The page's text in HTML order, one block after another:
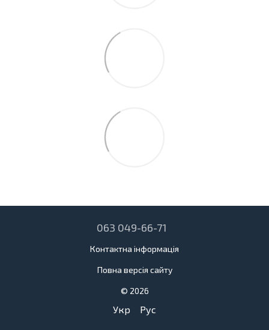
063 049-66-71
Контактна інформація
Повна версія сайту
© 2026
Укр Рус